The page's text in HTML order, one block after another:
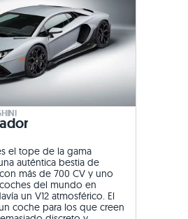
el tope de la gama
auténtica bestia de
más de 700 CV y uno
del mundo en
un V12 atmosférico. El
coche para los que creen